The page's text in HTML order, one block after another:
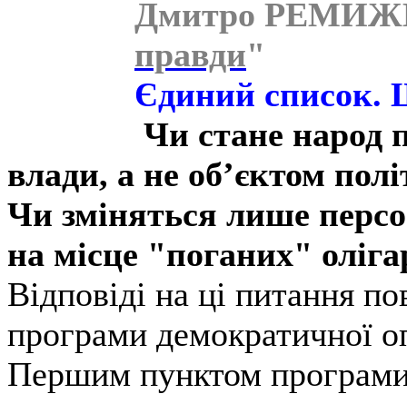
Дмитро
правди"
Єдиний список.
Чи стане народ
влади, а не об’єктом
Чи зміняться лише
на місце "поганих"
Відповіді на ці питання
програми демократичної
Першим пунктом